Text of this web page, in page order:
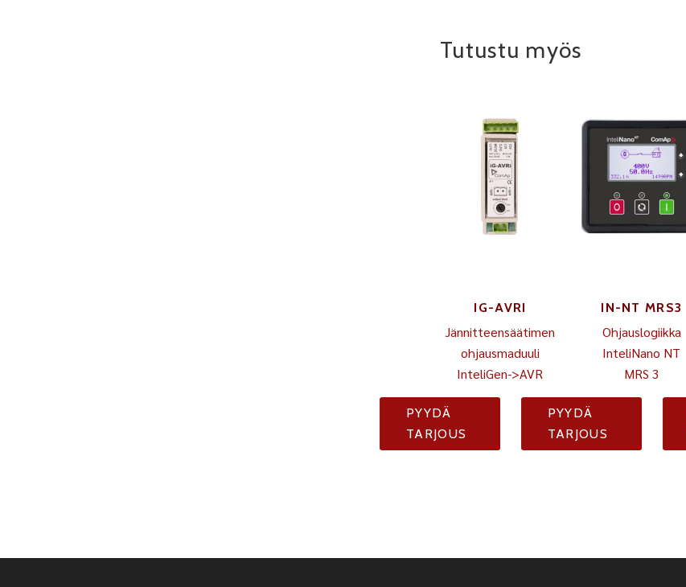
Tutustu myös
IG-AVRI
Jännitteensäätimen
ohjausmaduuli
InteliGen->AVR
PYYDÄ
TARJOUS
IN-NT MRS3
Ohjauslogiikka
InteliNano NT
MRS 3
PYYDÄ
TARJOUS